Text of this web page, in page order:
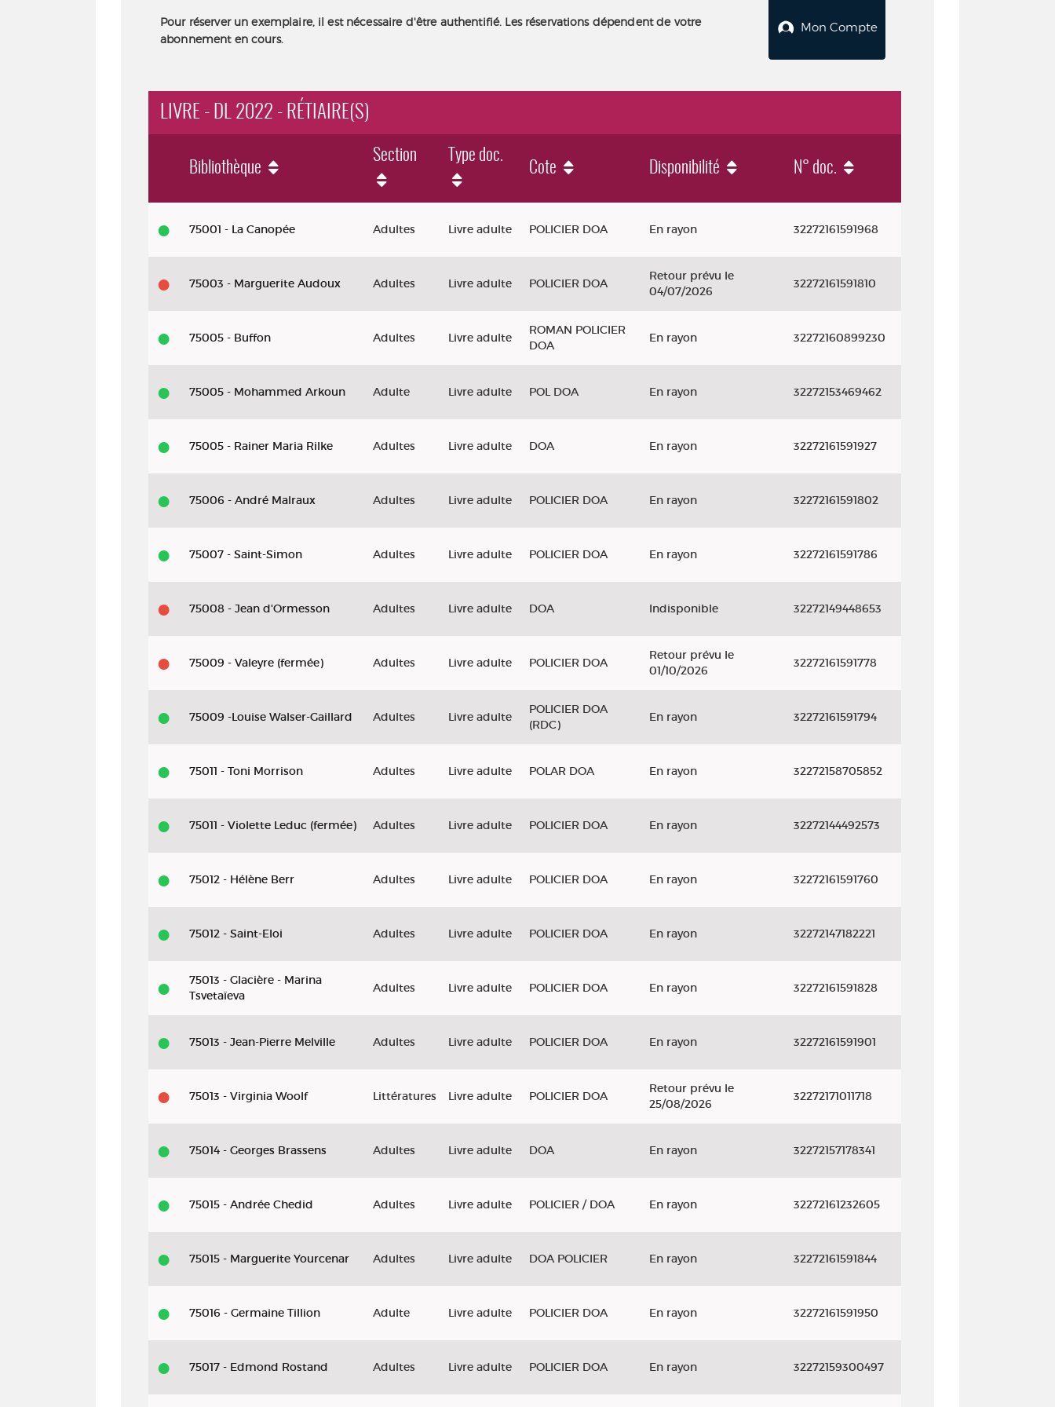
Pour réserver un exemplaire, il est nécessaire d'être authentifié. Les réservations dépendent de votre
abonnement en cours.
Mon Compte
LIVRE - DL 2022 - RÉTIAIRE(S)
2022
Rétiaire(s)
Bibliothèque
Section Type doc.
Cote Disponibilité N° doc.
75001 - La Canopée Adultes Livre adulte POLICIER DOA En rayon 32272161591968
75003 - Marguerite Audoux Adultes Livre adulte POLICIER DOA
Retour prévu le
04/07/2026
32272161591810
75005 - Buffon Adultes Livre adulte
ROMAN POLICIER
DOA
En rayon 32272160899230
75005 - Mohammed Arkoun Adulte Livre adulte POL DOA En rayon 32272153469462
75005 - Rainer Maria Rilke Adultes Livre adulte DOA En rayon 32272161591927
75006 - André Malraux Adultes Livre adulte POLICIER DOA En rayon 32272161591802
75007 - Saint-Simon Adultes Livre adulte POLICIER DOA En rayon 32272161591786
75008 - Jean d'Ormesson Adultes Livre adulte DOA Indisponible 32272149448653
75009 - Valeyre (fermée) Adultes Livre adulte POLICIER DOA
Retour prévu le
01/10/2026
32272161591778
75009 -Louise Walser-Gaillard Adultes Livre adulte
POLICIER DOA
(RDC)
En rayon 32272161591794
75011 - Toni Morrison Adultes Livre adulte POLAR DOA En rayon 32272158705852
75011 - Violette Leduc (fermée) Adultes Livre adulte POLICIER DOA En rayon 32272144492573
75012 - Hélène Berr Adultes Livre adulte POLICIER DOA En rayon 32272161591760
75012 - Saint-Eloi Adultes Livre adulte POLICIER DOA En rayon 32272147182221
75013 - Glacière - Marina
Tsvetaïeva
Adultes Livre adulte POLICIER DOA En rayon 32272161591828
75013 - Jean-Pierre Melville Adultes Livre adulte POLICIER DOA En rayon 32272161591901
75013 - Virginia Woolf Littératures Livre adulte POLICIER DOA
Retour prévu le
25/08/2026
32272171011718
75014 - Georges Brassens Adultes Livre adulte DOA En rayon 32272157178341
75015 - Andrée Chedid Adultes Livre adulte POLICIER / DOA En rayon 32272161232605
75015 - Marguerite Yourcenar Adultes Livre adulte DOA POLICIER En rayon 32272161591844
75016 - Germaine Tillion Adulte Livre adulte POLICIER DOA En rayon 32272161591950
75017 - Edmond Rostand Adultes Livre adulte POLICIER DOA En rayon 32272159300497